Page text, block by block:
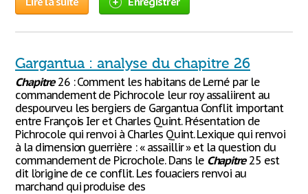
Gargantua : analyse du chapitre 26
Chapitre26 : Comment les habitans de Lerné par le
commandement de Pichrocole leur roy assaliirent au
despourveu les bergiers de Gargantua Conflit important
entre François Ier et Charles Quint. Présentation de
Pichrocole qui renvoi à Charles Quint. Lexique qui renvoi
à la dimension guerrière : « assaillir » et la question du
commandement de Picrochole. Dans le Chapitre25 est
dit l’origine de ce conflit. Les fouaciers renvoi au
marchand qui produise des